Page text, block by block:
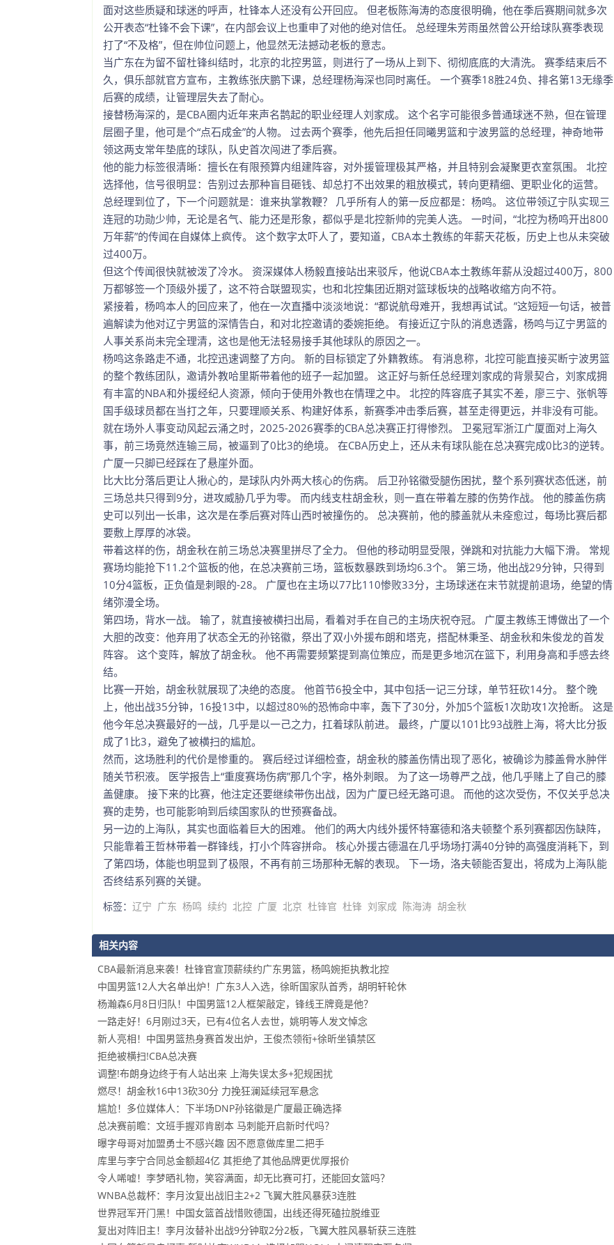
面对这些质疑和球迷的呼声，杜锋本人还没有公开回应。 但老板陈海涛的态度很明确，他在季后赛期间就多次
公开表态“杜锋不会下课”，在内部会议上也重申了对他的绝对信任。 总经理朱芳雨虽然曾公开给球队赛季表现
打了“不及格”，但在帅位问题上，他显然无法撼动老板的意志。
当广东在为留不留杜锋纠结时，北京的北控男篮，则进行了一场从上到下、彻彻底底的大清洗。 赛季结束后不
久，俱乐部就官方宣布，主教练张庆鹏下课，总经理杨海深也同时离任。 一个赛季18胜24负、排名第13无缘季
后赛的成绩，让管理层失去了耐心。
接替杨海深的，是CBA圈内近年来声名鹊起的职业经理人刘家成。 这个名字可能很多普通球迷不熟，但在管理
层圈子里，他可是个“点石成金”的人物。 过去两个赛季，他先后担任同曦男篮和宁波男篮的总经理，神奇地带
领这两支常年垫底的球队，队史首次闯进了季后赛。
他的能力标签很清晰：擅长在有限预算内组建阵容，对外援管理极其严格，并且特别会凝聚更衣室氛围。 北控
选择他，信号很明显：告别过去那种盲目砸钱、却总打不出效果的粗放模式，转向更精细、更职业化的运营。
总经理到位了，下一个问题就是：谁来执掌教鞭？ 几乎所有人的第一反应都是：杨鸣。 这位带领辽宁队实现三
连冠的功勋少帅，无论是名气、能力还是形象，都似乎是北控新帅的完美人选。 一时间，“北控为杨鸣开出800
万年薪”的传闻在自媒体上疯传。 这个数字太吓人了，要知道，CBA本土教练的年薪天花板，历史上也从未突破
过400万。
但这个传闻很快就被泼了冷水。 资深媒体人杨毅直接站出来驳斥，他说CBA本土教练年薪从没超过400万，800
万都够签一个顶级外援了，这不符合联盟现实，也和北控集团近期对篮球板块的战略收缩方向不符。
紧接着，杨鸣本人的回应来了，他在一次直播中淡淡地说：“都说航母难开，我想再试试。”这短短一句话，被普
遍解读为他对辽宁男篮的深情告白，和对北控邀请的委婉拒绝。 有接近辽宁队的消息透露，杨鸣与辽宁男篮的
人事关系尚未完全理清，这也是他无法轻易接手其他球队的原因之一。
杨鸣这条路走不通，北控迅速调整了方向。 新的目标锁定了外籍教练。 有消息称，北控可能直接买断宁波男篮
的整个教练团队，邀请外教哈里斯带着他的班子一起加盟。 这正好与新任总经理刘家成的背景契合，刘家成拥
有丰富的NBA和外援经纪人资源，倾向于使用外教也在情理之中。 北控的阵容底子其实不差，廖三宁、张帆等
国手级球员都在当打之年，只要理顺关系、构建好体系，新赛季冲击季后赛，甚至走得更远，并非没有可能。
就在场外人事变动风起云涌之时，2025-2026赛季的CBA总决赛正打得惨烈。 卫冕冠军浙江广厦面对上海久
事，前三场竟然连输三局，被逼到了0比3的绝境。 在CBA历史上，还从未有球队能在总决赛完成0比3的逆转。
广厦一只脚已经踩在了悬崖外面。
比大比分落后更让人揪心的，是球队内外两大核心的伤病。 后卫孙铭徽受腿伤困扰，整个系列赛状态低迷，前
三场总共只得到9分，进攻威胁几乎为零。 而内线支柱胡金秋，则一直在带着左膝的伤势作战。 他的膝盖伤病
史可以列出一长串，这次是在季后赛对阵山西时被撞伤的。 总决赛前，他的膝盖就从未痊愈过，每场比赛后都
要敷上厚厚的冰袋。
带着这样的伤，胡金秋在前三场总决赛里拼尽了全力。 但他的移动明显受限，弹跳和对抗能力大幅下滑。 常规
赛场均能抢下11.2个篮板的他，在总决赛前三场，篮板数暴跌到场均6.3个。 第三场，他出战29分钟，只得到
10分4篮板，正负值是刺眼的-28。 广厦也在主场以77比110惨败33分，主场球迷在末节就提前退场，绝望的情
绪弥漫全场。
第四场，背水一战。 输了，就直接被横扫出局，看着对手在自己的主场庆祝夺冠。 广厦主教练王博做出了一个
大胆的改变：他弃用了状态全无的孙铭徽，祭出了双小外援布朗和塔克，搭配林秉圣、胡金秋和朱俊龙的首发
阵容。 这个变阵，解放了胡金秋。 他不再需要频繁提到高位策应，而是更多地沉在篮下，利用身高和手感去终
结。
比赛一开始，胡金秋就展现了决绝的态度。 他首节6投全中，其中包括一记三分球，单节狂砍14分。 整个晚
上，他出战35分钟，16投13中，以超过80%的恐怖命中率，轰下了30分，外加5个篮板1次助攻1次抢断。 这是
他今年总决赛最好的一战，几乎是以一己之力，扛着球队前进。 最终，广厦以101比93战胜上海，将大比分扳
成了1比3，避免了被横扫的尴尬。
然而，这场胜利的代价是惨重的。 赛后经过详细检查，胡金秋的膝盖伤情出现了恶化，被确诊为膝盖骨水肿伴
随关节积液。 医学报告上“重度赛场伤病”那几个字，格外刺眼。 为了这一场尊严之战，他几乎赌上了自己的膝
盖健康。 接下来的比赛，他注定还要继续带伤出战，因为广厦已经无路可退。 而他的这次受伤，不仅关乎总决
赛的走势，也可能影响到后续国家队的世预赛备战。
另一边的上海队，其实也面临着巨大的困难。 他们的两大内线外援怀特塞德和洛夫顿整个系列赛都因伤缺阵，
只能靠着王哲林带着一群锋线，打小个阵容拼命。 核心外援古德温在几乎场场打满40分钟的高强度消耗下，到
了第四场，体能也明显到了极限，不再有前三场那种无解的表现。 下一场，洛夫顿能否复出，将成为上海队能
否终结系列赛的关键。
标签： 辽宁 广东 杨鸣 续约 北控 广厦 北京 杜锋官 杜锋 刘家成 陈海涛 胡金秋
相关内容
CBA最新消息来袭！杜锋官宣顶薪续约广东男篮，杨鸣婉拒执教北控
中国男篮12人大名单出炉！广东3人入选，徐昕国家队首秀，胡明轩轮休
杨瀚森6月8日归队！中国男篮12人框架敲定，锋线王牌竟是他？
一路走好！6月刚过3天，已有4位名人去世，姚明等人发文悼念
新人亮相！中国男篮热身赛首发出炉，王俊杰领衔+徐昕坐镇禁区
拒绝被横扫!CBA总决赛
调整!布朗身边终于有人站出来 上海失误太多+犯规困扰
燃尽！胡金秋16中13砍30分 力挽狂澜延续冠军悬念
尴尬！多位媒体人：下半场DNP孙铭徽是广厦最正确选择
总决赛前瞻：文班手握邓肯剧本 马刺能开启新时代吗？
曝字母哥对加盟勇士不感兴趣 因不愿意做库里二把手
库里与李宁合同总金额超4亿 其拒绝了其他品牌更优厚报价
令人唏嘘！李梦晒礼物，笑容满面，却无比赛可打，还能回女篮吗？
WNBA总裁杯：李月汝复出战旧主2+2 飞翼大胜风暴获3连胜
世界冠军开门黑！中国女篮首战惜败德国，出线还得死磕拉脱维亚
复出对阵旧主！李月汝替补出战9分钟取2分2板，飞翼大胜风暴斩获三连胜